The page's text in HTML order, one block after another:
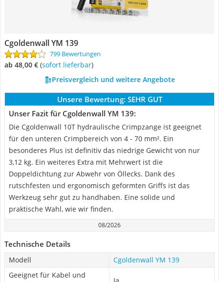
Cgoldenwall YM 139
799 Bewertungen
ab 48,00 € ( Sofort lieferbar)
Preisvergleich und weitere Angebote
Unsere Bewertung: SEHR GUT
Unser Fazit für Cgoldenwall YM 139:
Die Cgoldenwall 10T hydraulische Crimpzange ist geeignet
für den unteren Crimpbereich von 4 - 70 mm². Ein
besonderes Plus ist definitiv das niedrige Gewicht von nur
3,12 kg. Ein weiteres Extra mit Mehrwert ist die
Doppeldichtung zur Abwehr von Öllecks. Dank des
rutschfesten und ergonomisch geformten Griffs ist das
Werkzeug sehr gut zu handhaben. Eine solide und
praktische Wahl, wie wir finden.
08/2026
Technische Details
Modell
Cgoldenwall YM 139
Geeignet für Kabel und